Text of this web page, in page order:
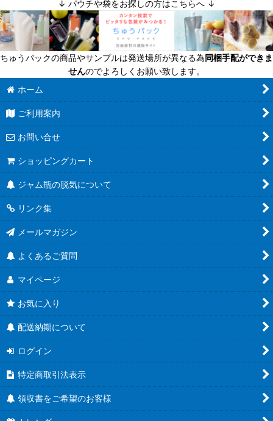
↓ パウチや袋をお探しの方はこちらへ ↓
ちゅうパックの商品やサンプルは発送場所が異なる為同梱手配ができま
せんのでよろしくお願い致します。
ホーム
ご利用案内
お問い合せ
ショッピングカート
ジャム瓶の脱気について
リンク集
メールマガジン
よくあるご質問
マイページ
お気に入り
配送納期について
ログイン
特定商取引法表示
領収書をご希望のお客様